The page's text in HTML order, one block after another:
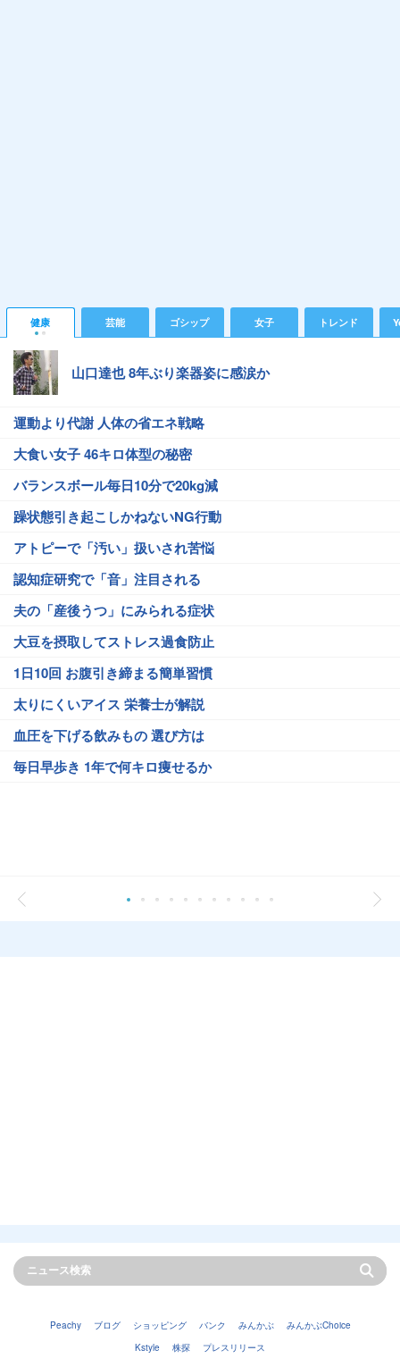
健康 芸能 ゴシップ 女子 トレンド
山口達也 8年ぶり楽器姿に感涙か
運動より代謝 人体の省エネ戦略
大食い女子 46キロ体型の秘密
バランスボール毎日10分で20kg減
躁状態引き起こしかねないNG行動
アトピーで「汚い」扱いされ苦悩
認知症研究で「音」注目される
夫の「産後うつ」にみられる症状
大豆を摂取してストレス過食防止
1日10回 お腹引き締まる簡単習慣
太りにくいアイス 栄養士が解説
血圧を下げる飲みもの 選び方は
毎日早歩き 1年で何キロ痩せるか
Peachy ブログ ショッピング バンク みんかぶ
みんかぶChoice
Kstyle
株探 プレスリリース